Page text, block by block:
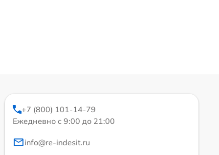
+7 (800) 101-14-79
Ежедневно с 9:00 до 21:00
info@re-indesit.ru